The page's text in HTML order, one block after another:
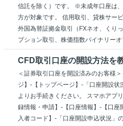
信託を除く）です。 ※未成年口座は
方が対象です。 信用取引、貸株サー
外国為替証拠金取引（FXネオ、くり
プション取引、株価指数バイナリー
CFD取引口座の開設方法を
＜証券取引口座を開設済みのお客様
ジ】-【トップページ】-「口座開設状
よりお手続きください。 スマホアプ
録情報・申請】-【口座情報】-【口座
入者コード】-「口座開設申込状況」